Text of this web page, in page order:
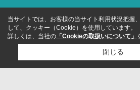
当サイトでは、お客様の当サイト利用状況把握
して、クッキー（Cookie）を使用しています。
詳しくは、当社の 「Cookieの取扱いについて」
閉じる